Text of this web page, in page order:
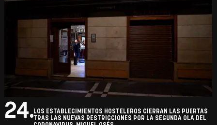
24.LOS ESTABLECIMIENTOS HOSTELEROS CIERRAN LAS PUERTAS
TRAS LAS NUEVAS RESTRICCIONES POR LA SEGUNDA OLA DEL